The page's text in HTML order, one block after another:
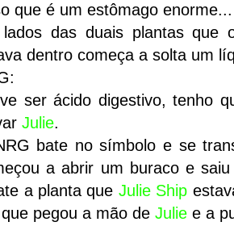
que é um estômago enorme...
lados das duais plantas
dentro começa a solta um
ser ácido digestivo, tenho
Julie.
bate no símbolo e se
a abrir um buraco e
a planta que Julie Ship
pegou a mão de Julie e a